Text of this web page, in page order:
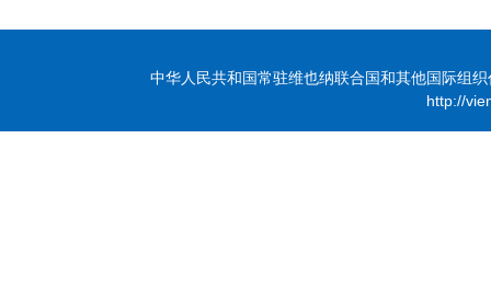
中华人民共和国常驻维也纳联合国和其他国际组
http://